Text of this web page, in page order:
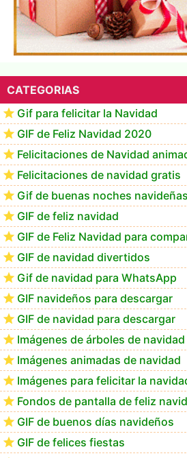
GIF navideños para descargar
CATEGORIAS
Gif para felicitar la Navidad
GIF de Feliz Navidad 2020
Felicitaciones de Navidad
Felicitaciones de navidad gratis
Gif de buenas noches navideñas
GIF de feliz navidad
GIF de Feliz Navidad para
GIF de navidad divertidos
Gif de navidad para WhatsApp
GIF navideños para descargar
GIF de navidad para descargar
Imágenes de árboles de navidad
Imágenes animadas de navidad
Imágenes para felicitar la
Fondos de pantalla de feliz
GIF de buenos días navideños
GIF de felices fiestas